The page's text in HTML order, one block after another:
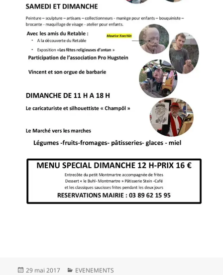
Publié
29 mai 2017 Catégories
EVENEMENTS